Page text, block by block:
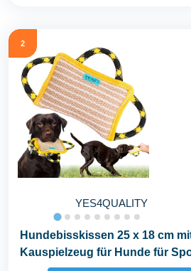
2
YES4QUALITY
Hundebisskissen 25 x 18 cm
Kauspielzeug für Hunde für